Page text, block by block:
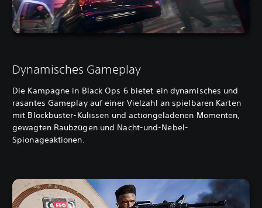
Dynamisches Gameplay
Die Kampagne in Black Ops 6 bietet ein dynamisches und
rasantes Gameplay auf einer Vielzahl an spielbaren Karten
mit Blockbuster-Kulissen und actiongeladenen Momenten,
gewagten Raubzügen und Nacht-und-Nebel-
Spionageaktionen.